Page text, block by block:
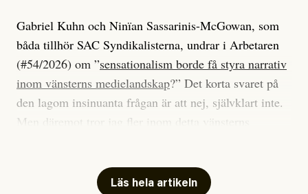
Gabriel Kuhn och Ninïan Sassarinis-McGowan, som
båda tillhör SAC Syndikalisterna, undrar i Arbetaren
(#54/2026) om ”sensationalism borde få styra narrativ
inom vänsterns medielandskap?” Det korta svaret på
den lagom insinuanta frågan är att nej, självklart inte.
Men däremot tror jag fler inom detta vänsterns
journalistik som vänder sig till många snarare än att
Läs hela artikeln